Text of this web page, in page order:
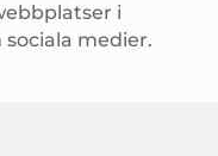
i
sociala medier.